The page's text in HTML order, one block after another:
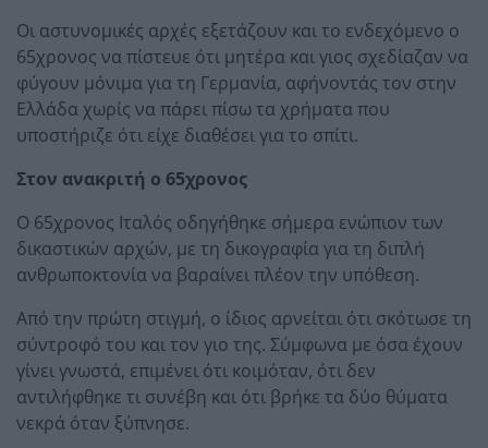
Οι αστυνομικές αρχές εξετάζουν και το ενδεχόμενο ο
65χρονος να πίστευε ότι μητέρα και γιος σχεδίαζαν να
φύγουν μόνιμα για τη Γερμανία, αφήνοντάς τον στην
Ελλάδα χωρίς να πάρει πίσω τα χρήματα που
υποστήριζε ότι είχε διαθέσει για το σπίτι.
Στον ανακριτή ο 65χρονος
Ο 65χρονος Ιταλός οδηγήθηκε σήμερα ενώπιον των
δικαστικών αρχών, με τη δικογραφία για τη διπλή
ανθρωποκτονία να βαραίνει πλέον την υπόθεση.
Από την πρώτη στιγμή, ο ίδιος αρνείται ότι σκότωσε τη
σύντροφό του και τον γιο της. Σύμφωνα με όσα έχουν
γίνει γνωστά, επιμένει ότι κοιμόταν, ότι δεν
αντιλήφθηκε τι συνέβη και ότι βρήκε τα δύο θύματα
νεκρά όταν ξύπνησε.